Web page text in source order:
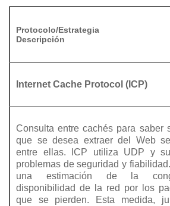
Protocolo/Estrategia
Descripción
Internet Cache Protocol (ICP)
Consulta entre cachés para saber
que se desea extraer del Web
entre ellas. ICP utiliza UDP y
problemas de seguridad y
una estimación de la
disponibilidad de la red por los
que se pierden. Esta medida,